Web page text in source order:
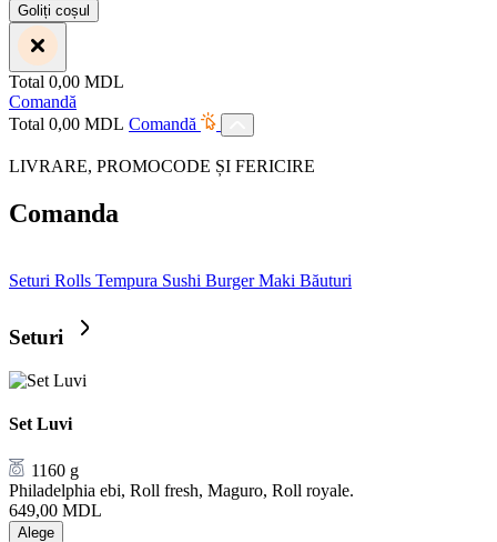
Goliți coșul
Total 0,00 MDL
Comandă
Total 0,00 MDL Comandă
LIVRARE, PROMOCODE ȘI FERICIRE
Comanda
Seturi Rolls Tempura Sushi BurgerMaki Băuturi
Seturi
Set Luvi
1160 g
Philadelphia ebi, Roll fresh, Maguro, Roll royale.
649,00 MDL
Alege